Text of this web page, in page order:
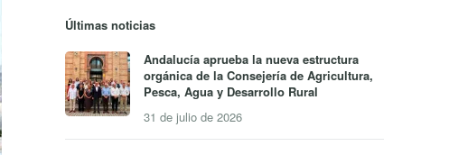
Últimas noticias
Andalucía aprueba la nueva estructura
orgánica de la Consejería de Agricultura,
Pesca, Agua y Desarrollo Rural
31 de julio de 2026